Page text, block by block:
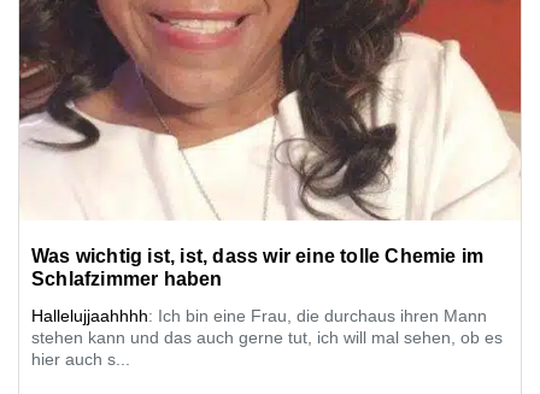
Was wichtig ist, ist, dass wir eine tolle Chemie im
Schlafzimmer haben
Hallelujjaahhhh: Ich bin eine Frau, die durchaus ihren Mann
stehen kann und das auch gerne tut, ich will mal sehen, ob es
hier auch s...